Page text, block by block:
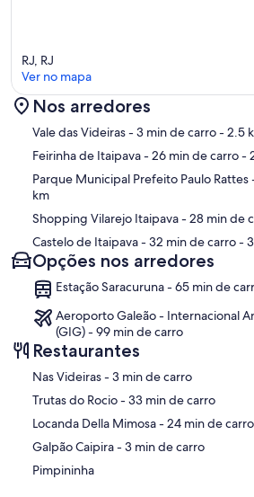
Mapa
RJ, RJ
Ver no mapa
Nos arredores
Vale das Videiras- 3 min de carro- 2.5
Feirinha de Itaipava- 26 min de carro-
Parque Municipal Prefeito Paulo Rattes
km
Shopping Vilarejo Itaipava- 28 min de
Castelo de Itaipava- 32 min de carro-
Opções nos arredores
Estação Saracuruna - 65 min de
Aeroporto Galeão - Internacional Antonio Carlos Jobim
(GIG) - 99 min de carro
Restaurantes
‪Nas Videiras - ‬3 min de carro
‪Trutas do Rocio - ‬33 min de carro
‪Locanda Della Mimosa - ‬24 min de carro
‪Galpão Caipira - ‬3 min de carro
Pimpininha